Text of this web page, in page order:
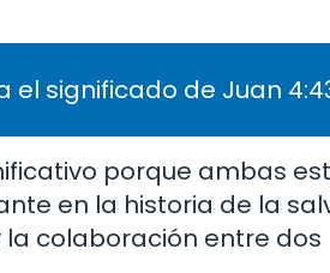
el significado de Juan
porque ambas
en la historia de la
colaboración entre